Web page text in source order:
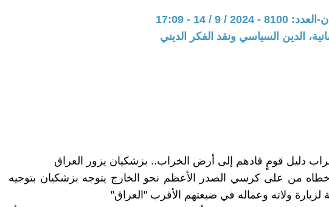
/ 9 / 14 - 17:09
الدين السياسي ونقد الفكر الديني
دليل قومٍ قادهم إلى أرض الخراب.. بزشكيان يزور العراق
من على كرسي الصدر الأعظم نحو الخارج يتوجه بزشكيان بتوجيه
لزيارة ولاته وعماله في ضيعتهم الأقرب "العراق"